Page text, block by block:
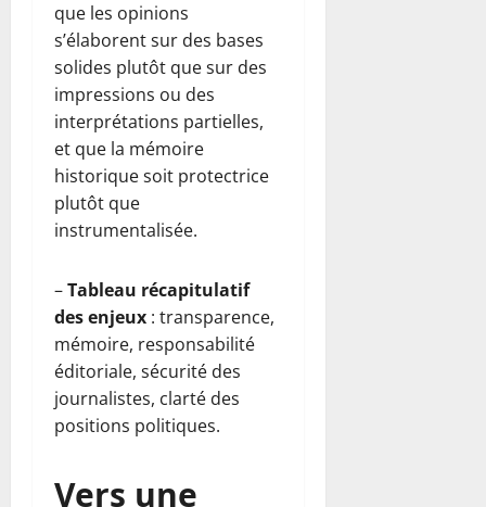
que les opinions
s’élaborent sur des bases
solides plutôt que sur des
impressions ou des
interprétations partielles,
et que la mémoire
historique soit protectrice
plutôt que
instrumentalisée.
–Tableau récapitulatif
des enjeux : transparence,
mémoire, responsabilité
éditoriale, sécurité des
journalistes, clarté des
positions politiques.
Vers une